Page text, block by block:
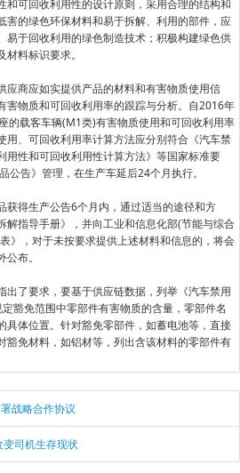
和可回收利用性的设计原则，采用合理的结构和
害的绿色环保材料和易于拆解、利用的部件，应
易于回收利用的绿色制造技术；积极构建绿色供
料标识要求。
商应如实提供产品的材料和有害物质使用信
害物质和可回收利用率的跟踪与分析。自2016年
的载客车辆(M1类)有害物质使用和可回收利用率
用、可回收利用率计算方法应分别符合《汽车禁
用性和可回收利用性计算方法》等国家标准要
公告》管理，在生产车延后24个月执行。
得生产公告6个月内，通过适当的途径和方
解指导手册》，并向工业和信息化部(节能与综合
》，对于未按要求提供上述材料和信息的，将会
布。
了要求，要基于供应链数据，列举《汽车禁用
豁免范围中零部件有害物质的含量，零部件名
具体位置。针对豁免零部件，如蓄电池等，直接
豁免材料，如铝材等，列出含该材料的零部件有
战略合作协议
司机生存现状